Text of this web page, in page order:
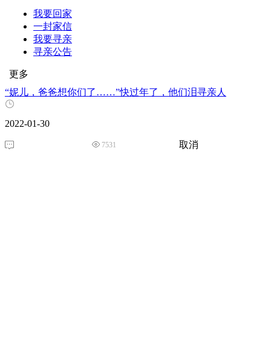
我要回家
一封家信
我要寻亲
寻亲公告
更多
“妮儿，爸爸想你们了……”快过年了，他们泪寻亲人
2022-01-30
7531 取消